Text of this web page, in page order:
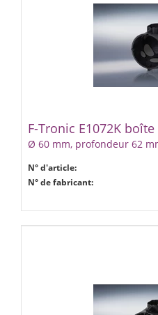
F-Tronic E1072K
Ø 60 mm, profondeur 62
N° d'article:
N° de fabricant: